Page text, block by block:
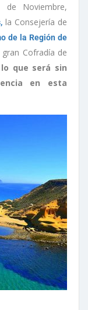
Noviembre,
la Consejería de
de la Región de
Cofradía de
lo que será sin
en esta